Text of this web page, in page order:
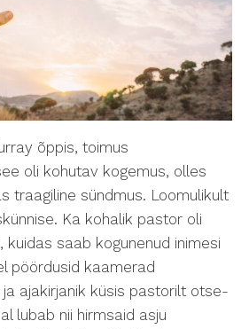
õppis, toimus
oli kohutav kogemus, olles
traagiline sündmus. Loomulikult
Ka kohalik pastor oli
saab kogunenud inimesi
pöördusid kaamerad
ajakirjanik küsis pastorilt otse-
lubab nii hirmsaid asju